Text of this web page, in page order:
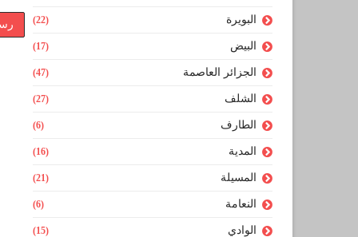
البويرة (22)
البيض (17)
الجزائر العاصمة (47)
الشلف (27)
الطارف (6)
المدية (16)
المسيلة (21)
النعامة (6)
الوادي (15)